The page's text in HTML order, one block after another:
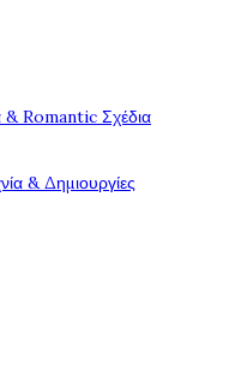
Romantic Σχέδια
& Δημιουργίες